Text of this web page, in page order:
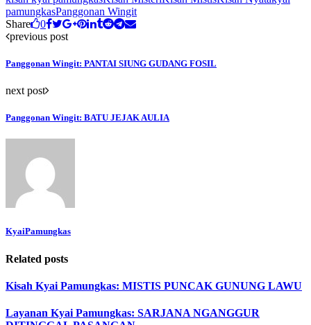
pamungkasPanggonan Wingit
Share
0
previous post
Panggonan Wingit: PANTAI SIUNG GUDANG FOSIL
next post
Panggonan Wingit: BATU JEJAK AULIA
KyaiPamungkas
Related posts
Kisah Kyai Pamungkas: MISTIS PUNCAK GUNUNG LAWU
Layanan Kyai Pamungkas: SARJANA NGANGGUR